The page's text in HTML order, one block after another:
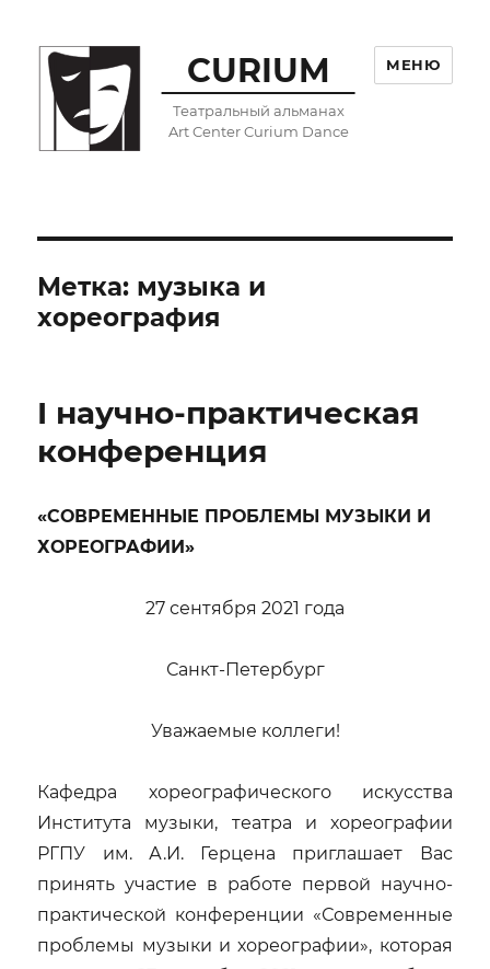
CURIUM
Театральный альманах
Art Center Curium Dance
МЕНЮ
Метка: музыка и
хореография
I научно-практическая
конференция
«СОВРЕМЕННЫЕ ПРОБЛЕМЫ МУЗЫКИ И
ХОРЕОГРАФИИ»
27 сентября 2021 года
Санкт-Петербург
Уважаемые коллеги!
Кафедра хореографического искусства
Института музыки, театра и хореографии
РГПУ им. А.И. Герцена приглашает Вас
принять участие в работе первой научно-
практической конференции «Современные
проблемы музыки и хореографии», которая